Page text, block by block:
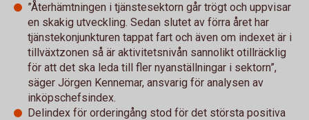
”Återhämtningen i tjänstesektorn går trögt och uppvisar
en skakig utveckling. Sedan slutet av förra året har
tjänstekonjunkturen tappat fart och även om indexet är i
tillväxtzonen så är aktivitetsnivån sannolikt otillräcklig
för att det ska leda till fler nyanställningar i sektorn”,
säger Jörgen Kennemar, ansvarig för analysen av
inköpschefsindex.
Delindex för orderingång stod för det största positiva